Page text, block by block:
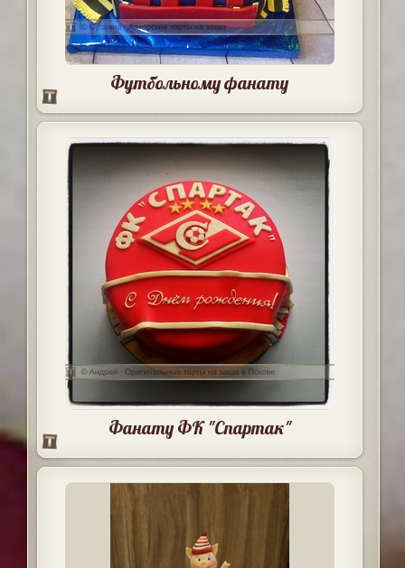
Футбольному фанату
Фанату ФК "Спартак"